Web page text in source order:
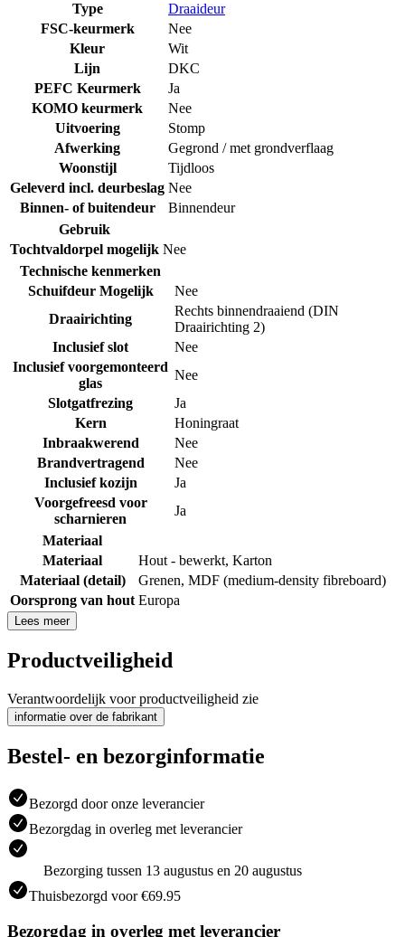
Type
Draaideur
FSC-keurmerk
Nee
Kleur
Wit
Lijn
DKC
PEFC Keurmerk
Ja
KOMO keurmerk
Nee
Uitvoering
Stomp
Afwerking
Gegrond / met grondverflaag
Woonstijl
Tijdloos
Geleverd incl. deurbeslag Nee
Binnen- of buitendeur
Binnendeur
Gebruik
Tochtvaldorpel mogelijk Nee
Technische kenmerken
Schuifdeur Mogelijk
Nee
Draairichting
Rechts binnendraaiend (DIN
Draairichting 2)
Inclusief slot
Nee
Inclusief voorgemonteerd
glas
Nee
Slotgatfrezing
Ja
Kern
Honingraat
Inbraakwerend
Nee
Brandvertragend
Nee
Inclusief kozijn
Ja
Voorgefreesd voor
scharnieren
Ja
Materiaal
Materiaal
Hout - bewerkt, Karton
Materiaal (detail)
Grenen, MDF (medium-density fibreboard)
Oorsprong van hout Europa
Lees meer
Productveiligheid
Verantwoordelijk voor productveiligheid zie
informatie over de fabrikant
Bestel- en bezorginformatie
Bezorgd door onze leverancier
Bezorgdag in overleg met leverancier
Bezorging tussen 13 augustus en 20 augustus
Thuisbezorgd voor €69.95
Bezorgdag in overleg met leverancier